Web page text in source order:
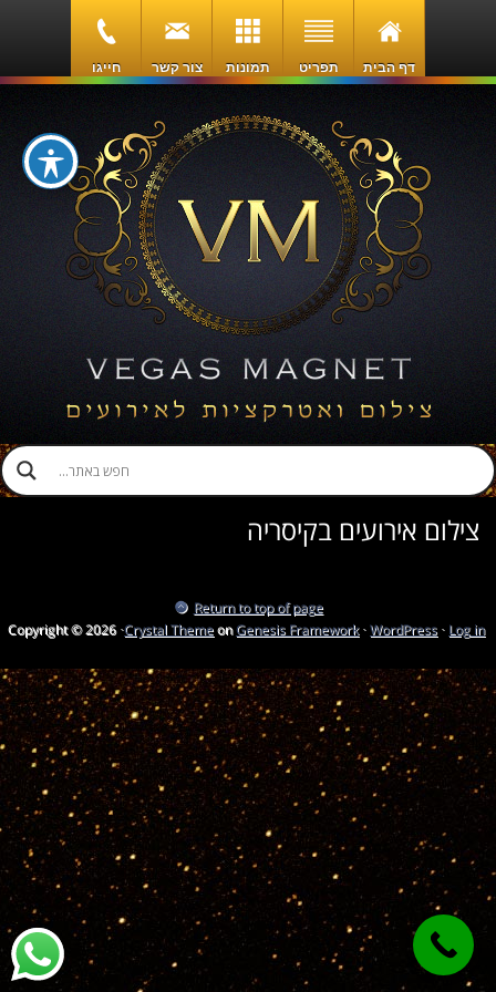
דף הבית תפריט תמונות צור קשר חייגו
צילום אירועים בקיסריה
Return to top of page
Copyright © 2026 ·Crystal ThemeonGenesis Framework·WordPress· Log in